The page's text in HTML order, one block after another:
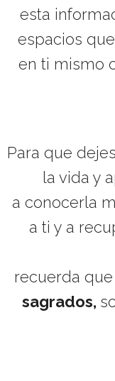
esta
espacios
en ti mismo
Para que
la vida y
a conocerla
a ti y a
recuerda
sagrados,